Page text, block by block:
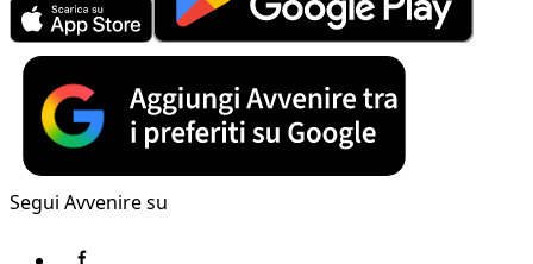
Segui Avvenire su